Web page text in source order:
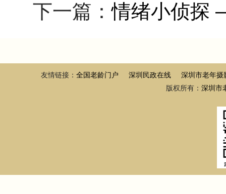
下一篇：情绪小侦探
友情链接： 全国老龄门户 深圳民政在线
深圳市老年摄
版权所有： 深圳市